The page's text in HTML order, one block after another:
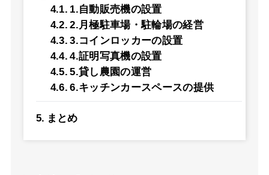
1.自動販売機の設置
2.月極駐車場・駐輪場の経営
3.コインロッカーの設置
4.証明写真機の設置
5.貸し農園の運営
6.キッチンカースペースの提供
まとめ